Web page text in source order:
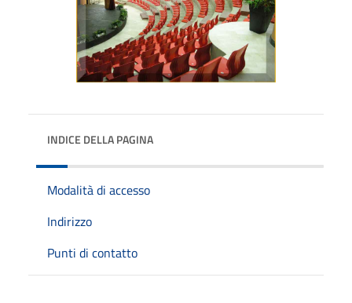
INDICE DELLA PAGINA
Modalità di accesso
Indirizzo
Punti di contatto